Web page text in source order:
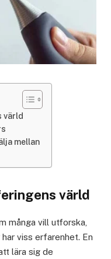
värld
mellan
värld
många vill utforska,
viss erfarenhet. En
lära sig de